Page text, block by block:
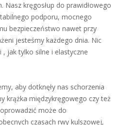
Nasz kręgosłup do prawidłowego
podporu, mocnego
bezpieczeństwo nawet przy
jesteśmy każdego dnia. Nic
jak tylko silne i elastyczne
aby dotknęły nas schorzenia
krążka międzykręgowego czy też
może do
czasach rwy kulszowej,